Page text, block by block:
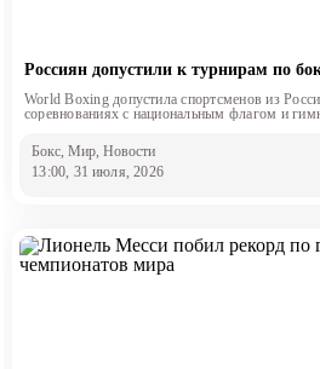
Россиян допустили к турнирам по
World Boxing допустила спортсменов из
соревнованиях с национальным флагом и
Бокс, Мир, Новости
13:00, 31 июля, 2026